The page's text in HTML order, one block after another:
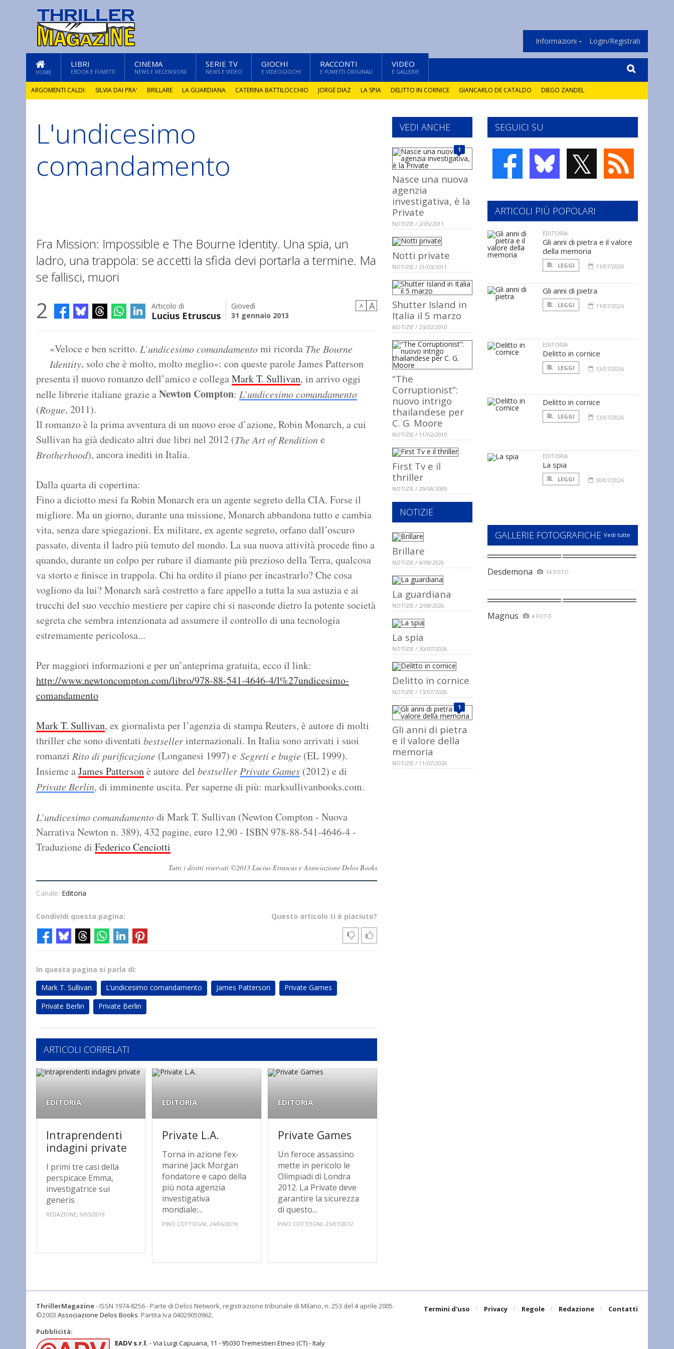
Informazioni Login/Registrati
HOME
LIBRI
EBOOK E FUMETTI
CINEMA
NEWS E RECENSIONI
SERIE TV
NEWS E VIDEO
GIOCHI
E VIDEOGIOCHI
RACCONTI
E FUMETTI ORIGINALI
VIDEO
E GALLERIE
ARGOMENTI CALDI: SILVIA DAI PRA' BRILLARE LA GUARDIANA CATERINA BATTILOCCHIO JORGE DIAZ LA SPIA DELITTO IN CORNICE GIANCARLO DE CATALDO DIEGO ZANDEL
L'undicesimo
comandamento
Fra Mission: Impossible e The Bourne Identity. Una spia, un
ladro, una trappola: se accetti la sfida devi portarla a termine. Ma
se fallisci, muori
2 Articolo di
Lucius Etruscus
Giovedì
31 gennaio 2013
A A
«Veloce e ben scritto. L’undicesimo comandamentomi ricorda The Bourne
Identity, solo che è molto, molto meglio»: con queste parole James Patterson
presenta il nuovo romanzo dell’amico e collegaMark T. Sullivan, in arrivo oggi
nelle librerie italiane grazie aNewton Compton: L’undicesimo comandamento
(Rogue, 2011).
Il romanzo è la prima avventura di un nuovo eroe d’azione, Robin Monarch, a cui
Sullivan ha già dedicato altri due libri nel 2012 (The Art of Renditione
Brotherhood), ancora inediti in Italia.
Dalla quarta di copertina:
Fino a diciotto mesi fa Robin Monarch era un agente segreto della CIA. Forse il
migliore. Ma un giorno, durante una missione, Monarch abbandona tutto e cambia
vita, senza dare spiegazioni. Ex militare, ex agente segreto, orfano dall’oscuro
passato, diventa il ladro più temuto del mondo. La sua nuova attività procede fino a
quando, durante un colpo per rubare il diamante più prezioso della Terra, qualcosa
va storto e finisce in trappola. Chi ha ordito il piano per incastrarlo? Che cosa
vogliono da lui? Monarch sarà costretto a fare appello a tutta la sua astuzia e ai
trucchi del suo vecchio mestiere per capire chi si nasconde dietro la potente società
segreta che sembra intenzionata ad assumere il controllo di una tecnologia
estremamente pericolosa...
Per maggiori informazioni e per un’anteprima gratuita, ecco il link:
http://www.newtoncompton.com/libro/978-88-541-4646-4/l%27undicesimo-
comandamento
Mark T. Sullivan, ex giornalista per l’agenzia di stampa Reuters, è autore di molti
thriller che sono diventati bestsellerinternazionali. In Italia sono arrivati i suoi
romanzi Rito di purificazione (Longanesi 1997) e Segreti e bugie (EL 1999).
Insieme aJames Pattersonè autore del bestsellerPrivate Games (2012) e di
Private Berlin, di imminente uscita. Per saperne di più: marksullivanbooks.com.
L’undicesimo comandamentodi Mark T. Sullivan (Newton Compton - Nuova
Narrativa Newton n. 389), 432 pagine, euro 12,90 - ISBN 978-88-541-4646-4 -
Traduzione di Federico Cenciotti
Tutti i diritti riservati ©2013 Lucius Etruscus e Associazione Delos Books
Canale: Editoria
Questo articolo ti è piaciuto?
Condividi questa pagina:
In questa pagina si parla di:
Mark T. Sullivan
L’undicesimo comandamento James Patterson
Private Games
Private Berlin
Private Berlin
ARTICOLI CORRELATI
EDITORIA
Intraprendenti
indagini private
I primi tre casi della
perspicace Emma,
investigatrice sui
generis
REDAZIONE, 9/05/2019
EDITORIA
Private L.A.
Torna in azione l’ex-
marine Jack Morgan
fondatore e capo della
più nota agenzia
investigativa
mondiale:...
PINO COTTOGNI, 24/06/2016
EDITORIA
Private Games
Un feroce assassino
mette in pericolo le
Olimpiadi di Londra
2012. La Private deve
garantire la sicurezza
di questo...
PINO COTTOGNI, 25/07/2012
SEGUICI SU
𝕏
VEDI ANCHE
1
Nasce una nuova
agenzia
investigativa, è la
Private
NOTIZIE / 2/05/2011
Notti private
NOTIZIE / 21/03/2011
Shutter Island in
Italia il 5 marzo
NOTIZIE / 23/02/2010
“The
Corruptionist”:
nuovo intrigo
thailandese per
C. G. Moore
NOTIZIE / 11/02/2010
First Tv e il
thriller
NOTIZIE / 29/04/2009
NOTIZIE
Brillare
NOTIZIE / 4/08/2026
La guardiana
NOTIZIE / 2/08/2026
La spia
NOTIZIE / 30/07/2026
Delitto in cornice
NOTIZIE / 13/07/2026
1
Gli anni di pietra
e il valore della
memoria
NOTIZIE / 11/07/2026
ARTICOLI PIÙ POPOLARI
EDITORIA
Gli anni di pietra e il valore
della memoria
LEGGI 11/07/2026
Gli anni di pietra
LEGGI 11/07/2026
EDITORIA
Delitto in cornice
LEGGI 13/07/2026
Delitto in cornice
LEGGI 13/07/2026
EDITORIA
La spia
LEGGI 30/07/2026
GALLERIE FOTOGRAFICHE Vedi tutte
Desdemona 14 FOTO
Magnus 4 FOTO
Termini d'uso Privacy Regole Redazione Contatti
ThrillerMagazine- ISSN 1974-8256 - Parte di Delos Network, registrazione tribunale di Milano, n. 253 del 4 aprile 2005.
©2003 Associazione Delos Books. Partita Iva 04029050962.
Pubblicità:
EADV s.r.l. - Via Luigi Capuana, 11 - 95030 Tremestieri Etneo (CT) - Italy